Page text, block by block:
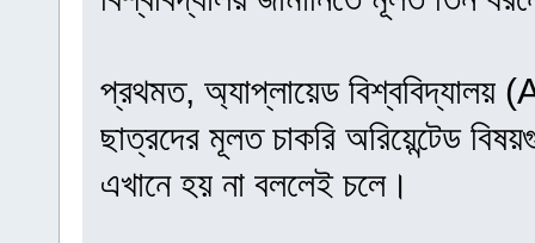
প্রথমত, অ্যাপ্লায়েড
ছাত্রদের মূলত চাকরি অরিয়েন্টেড
এখানে হয় না বললেই চলে।